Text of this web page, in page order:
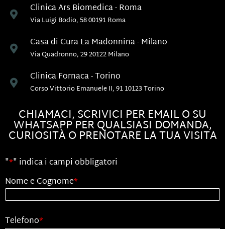
Clinica Ars Biomedica - Roma
Via Luigi Bodio, 58 00191 Roma
Casa di Cura La Madonnina - Milano
Via Quadronno, 29 20122 Milano
Clinica Fornaca - Torino
Corso Vittorio Emanuele II, 91 10123 Torino
CHIAMACI, SCRIVICI PER EMAIL O SU
WHATSAPP PER QUALSIASI DOMANDA,
CURIOSITÀ O PRENOTARE LA TUA VISITA
"*" indica i campi obbligatori
Nome e Cognome*
Telefono*